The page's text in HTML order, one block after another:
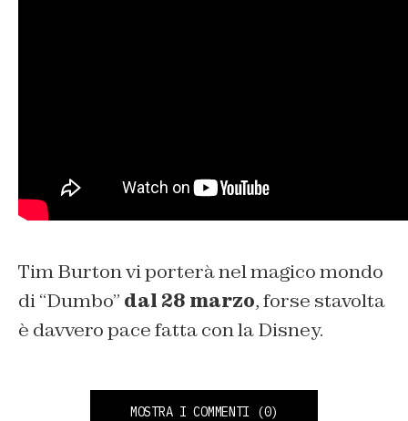
Tim Burton vi porterà nel magico mondo
di “Dumbo” dal 28 marzo, forse stavolta
è davvero pace fatta con la Disney.
MOSTRA I COMMENTI (0)